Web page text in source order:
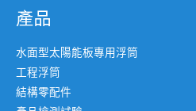
產品
水面型太陽能板專用浮筒
工程浮筒
結構零配件